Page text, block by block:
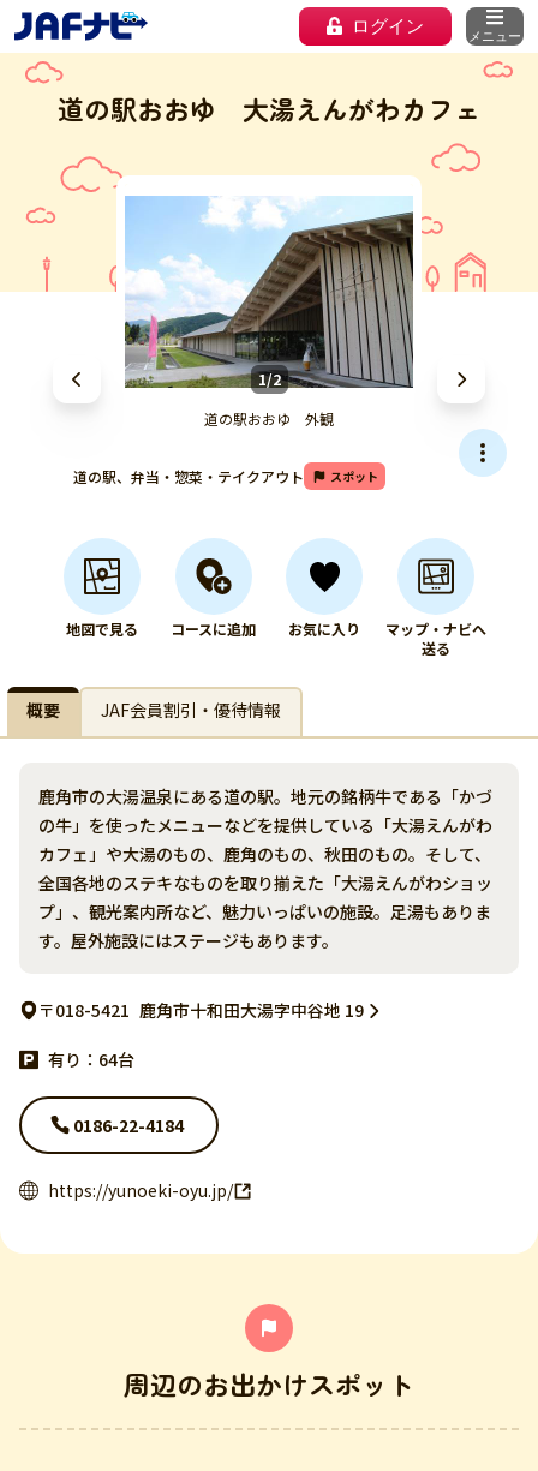
ログイン メニュー
道の駅おおゆ 大湯えんがわカフェ
1/2
道の駅おおゆ 外観
道の駅、弁当・惣菜・テイクアウト スポット
地図で見る コースに追加 お気に入り
マップ・ナビへ
送る
概要 JAF会員割引・優待情報
鹿角市の大湯温泉にある道の駅。地元の銘柄牛である「かづ
の牛」を使ったメニューなどを提供している「大湯えんがわ
カフェ」や大湯のもの、鹿角のもの、秋田のもの。そして、
全国各地のステキなものを取り揃えた「大湯えんがわショッ
プ」、観光案内所など、魅力いっぱいの施設。足湯もありま
す。屋外施設にはステージもあります。
〒018-5421 鹿角市十和田大湯字中谷地 19
有り：64台
0186-22-4184
https://yunoeki-oyu.jp/
周辺のお出かけスポット